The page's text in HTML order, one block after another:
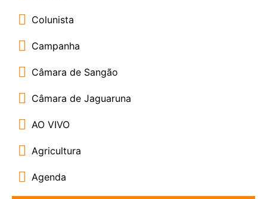
Colunista
Campanha
Câmara de Sangão
Câmara de Jaguaruna
AO VIVO
Agricultura
Agenda